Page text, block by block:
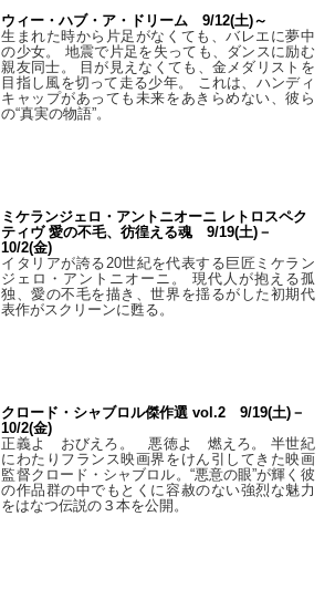
ウィー・ハブ・ア・ドリーム 9/12(土)～
生まれた時から片足がなくても、バレエに夢中
の少女。 地震で片足を失っても、ダンスに励む
親友同士。 目が見えなくても、金メダリストを
目指し風を切って走る少年。 これは、ハンディ
キャップがあっても未来をあきらめない、彼ら
の“真実の物語”。
ミケランジェロ・アントニオーニ レトロスペク
ティヴ 愛の不毛、彷徨える魂 9/19(土)－
10/2(金)
イタリアが誇る20世紀を代表する巨匠ミケラン
ジェロ・アントニオーニ。 現代人が抱える孤
独、愛の不毛を描き、世界を揺るがした初期代
表作がスクリーンに甦る。
クロード・シャブロル傑作選 vol.2 9/19(土)－
10/2(金)
正義よ おびえろ。 悪徳よ 燃えろ。 半世紀
にわたりフランス映画界をけん引してきた映画
監督クロード・シャブロル。“悪意の眼”が輝く彼
の作品群の中でもとくに容赦のない強烈な魅力
をはなつ伝説の３本を公開。